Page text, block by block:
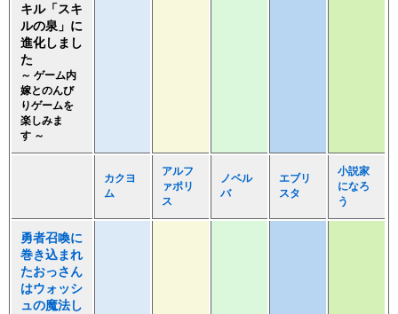
キル「スキ
ルの泉」に
進化しまし
た
～ ゲーム内
嫁とのんび
りゲームを
楽しみま
す ～
カクヨ
ム
アルフ
ァポリ
ス
ノベル
バ
エブリ
スタ
小説家
になろ
う
勇者召喚に
巻き込まれ
たおっさん
はウォッシ
ュの魔法し